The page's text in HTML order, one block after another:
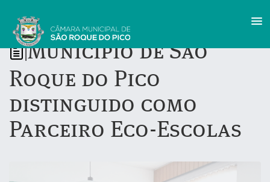
Município de São
Roque do Pico
distinguido como
Parceiro Eco-Escolas